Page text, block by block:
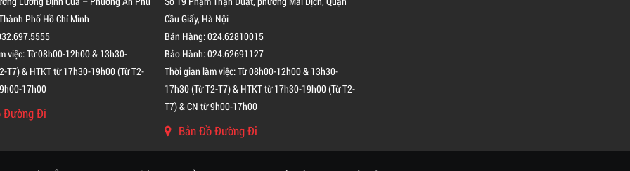
Phố Hồ Chí Minh
việc: Từ 08h00-12h00 & 13h30-
T7) & HTKT từ 17h30-19h00 (Từ T2-
17h00
Đường Đi
Cầu Giấy, Hà Nội
Bán Hàng: 024.62810015
Bảo Hành: 024.62691127
Thời gian làm việc: Từ 08h00-12h00 & 13h30-
17h30 (Từ T2-T7) & HTKT từ 17h30-19h00 (Từ T2-
T7) & CN từ 9h00-17h00
Bản Đồ Đường Đi